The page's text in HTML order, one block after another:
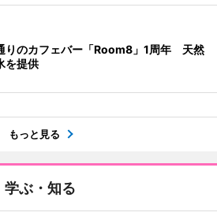
りのカフェバー「Room8」1周年 天然
を提供
もっと見る
学ぶ・知る